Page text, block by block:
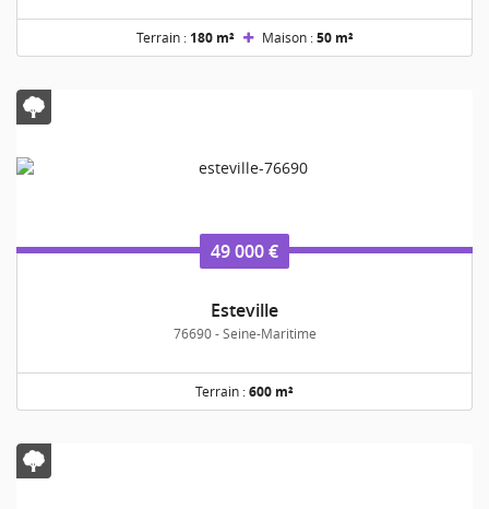
Terrain : 180 m² Maison :50 m²
49 000 €
Esteville
76690 - Seine-Maritime
Terrain :600 m²